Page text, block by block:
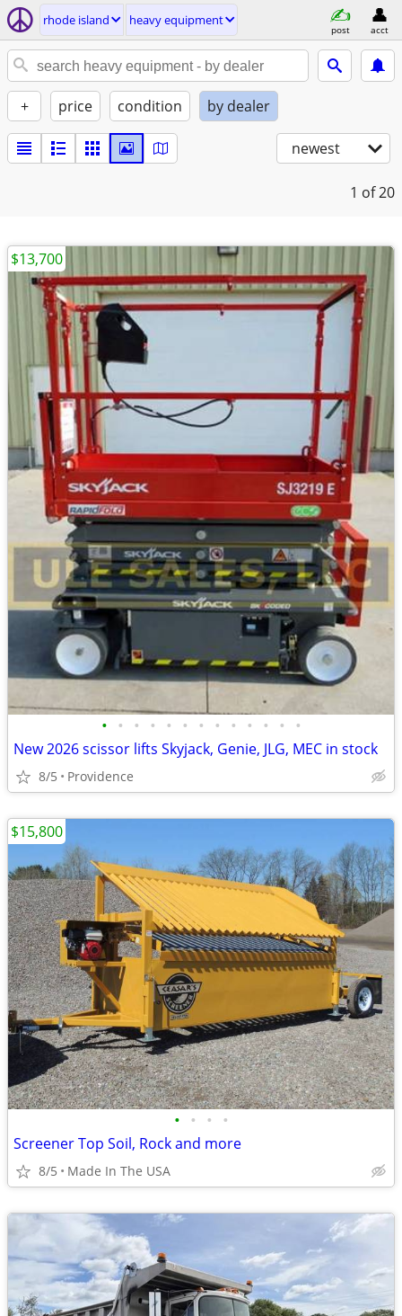
rhode island heavy equipment
post acct
+ price condition by dealer
newest
1 of 20
• • • • • • • • • • • • •
New 2026 scissor lifts Skyjack, Genie, JLG, MEC in stock
8/5 Providence
$13,700
• • • •
Screener Top Soil, Rock and more
8/5 Made In The USA
$15,800